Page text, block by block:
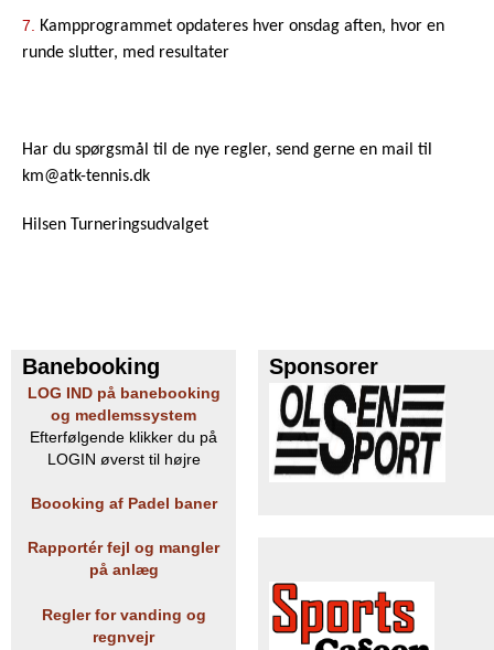
7
Kampprogrammet opdateres hver onsdag aften, hvor en
runde slutter, med resultater
Har du spørgsmål til de nye regler, send gerne en mail til
km@atk-tennis.dk
​Hilsen Turneringsudvalget
Banebooking
LOG IND på banebooking
og medlemssystem
Efterfølgende klikker du på
LOGIN øverst til højre
Boooking af Padel baner
Rapportér fejl og mangler
på anlæg
Regler for vanding og
regnvejr
Sponsorer